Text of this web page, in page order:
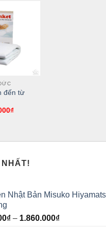
đến từ
₫
Nhật Bản Misuko
₫ – 1.860.000₫